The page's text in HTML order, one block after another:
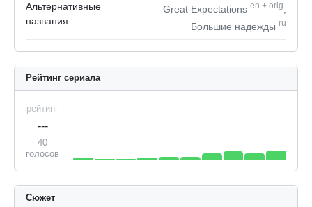
Альтернативные
названия
Great Expectations en + orig
Большие надежды ru
Рейтинг сериала
рейтинг
---
40
голосов
Сюжет